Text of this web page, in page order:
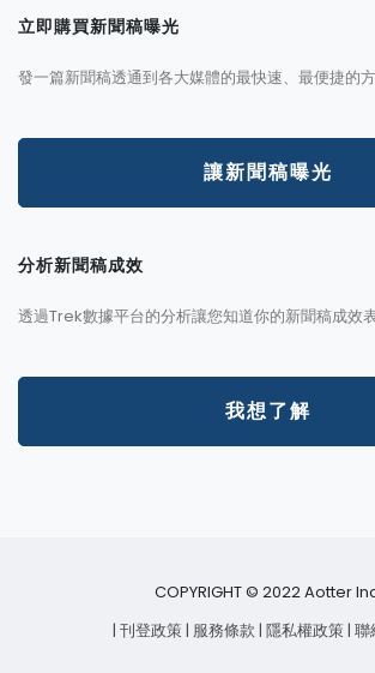
立即購買新聞稿曝光
發一篇新聞稿透通到各大媒體的最快速、最便捷的方
讓新聞稿曝光
分析新聞稿成效
透過Trek數據平台的分析讓您知道你的新聞稿成效
我想了解
COPYRIGHT © 2022 Aotter
| 刊登政策 | 服務條款 | 隱私權政策 |